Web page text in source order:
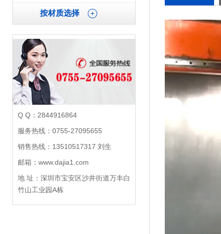
按材质选择
Q Q：2844916864
服务热线：0755-27095655
销售热线：13510517317 刘生
邮箱：www.dajia1.com
地 址：深圳市宝安区沙井街道万丰白
竹山工业园A栋